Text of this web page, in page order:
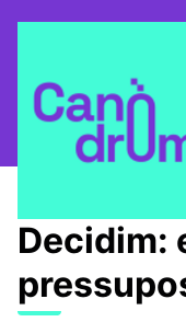
Escola Canòdrom
Decidim:
Decidim: